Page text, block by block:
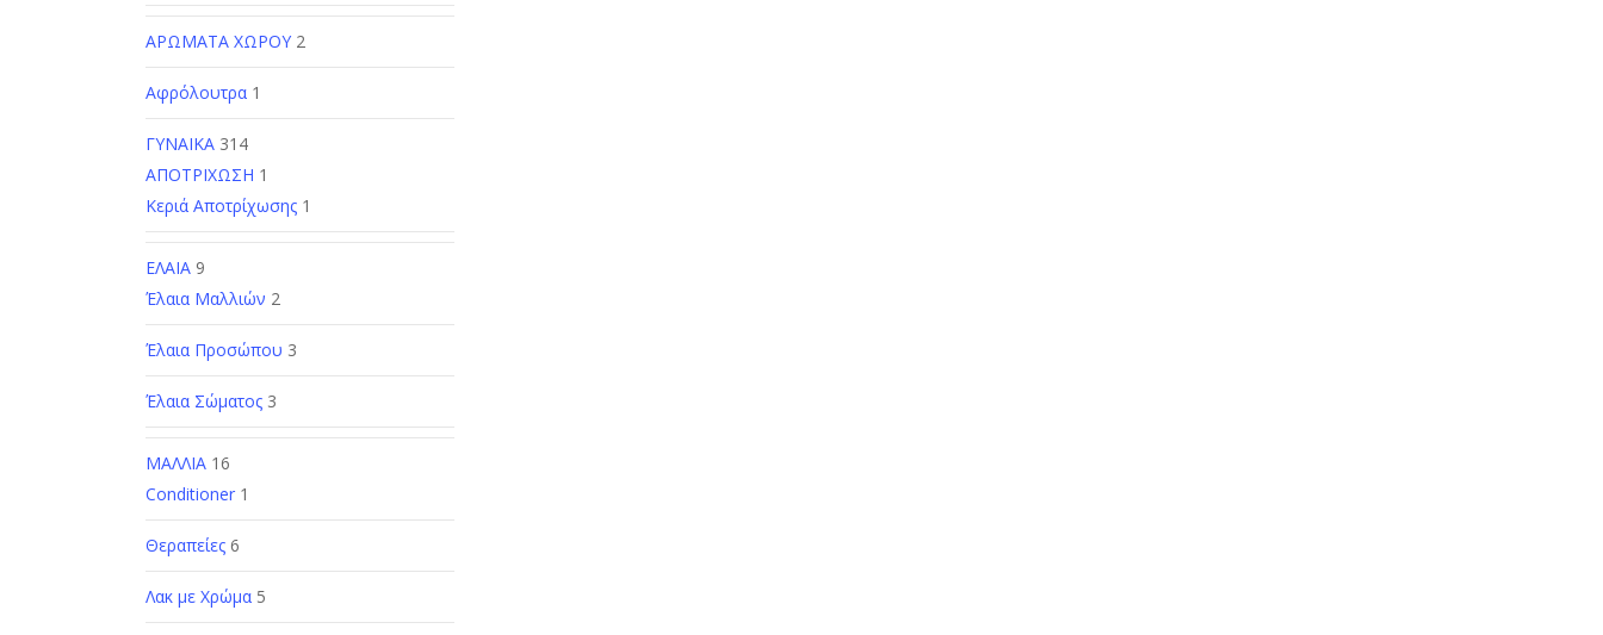
ΑΡΩΜΑΤΑ ΧΩΡΟΥ 2
Αφρόλουτρα 1
ΓΥΝΑΙΚΑ 314
ΑΠΟΤΡΙΧΩΣΗ 1
Κεριά Αποτρίχωσης 1
ΕΛΑΙΑ 9
Έλαια Μαλλιών 2
Έλαια Προσώπου 3
Έλαια Σώματος 3
ΜΑΛΛΙΑ 16
Conditioner 1
Θεραπείες 6
Λακ με Χρώμα 5